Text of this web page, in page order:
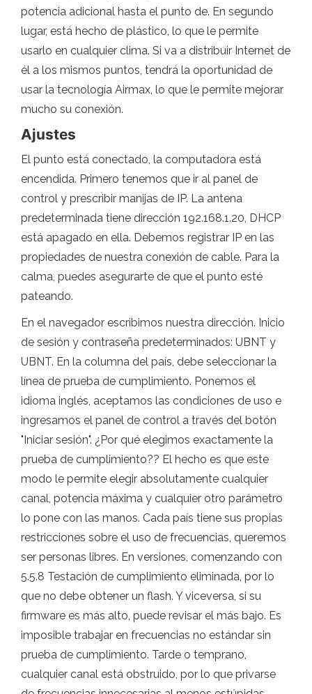
potencia adicional hasta el punto de. En segundo
lugar, está hecho de plástico, lo que le permite
usarlo en cualquier clima. Si va a distribuir Internet de
él a los mismos puntos, tendrá la oportunidad de
usar la tecnología Airmax, lo que le permite mejorar
mucho su conexión.
Ajustes
El punto está conectado, la computadora está
encendida. Primero tenemos que ir al panel de
control y prescribir manijas de IP. La antena
predeterminada tiene dirección 192.168.1.20, DHCP
está apagado en ella. Debemos registrar IP en las
propiedades de nuestra conexión de cable. Para la
calma, puedes asegurarte de que el punto esté
pateando.
En el navegador escribimos nuestra dirección. Inicio
de sesión y contraseña predeterminados: UBNT y
UBNT. En la columna del país, debe seleccionar la
línea de prueba de cumplimiento. Ponemos el
idioma inglés, aceptamos las condiciones de uso e
ingresamos el panel de control a través del botón
"Iniciar sesión". ¿Por qué elegimos exactamente la
prueba de cumplimiento?? El hecho es que este
modo le permite elegir absolutamente cualquier
canal, potencia máxima y cualquier otro parámetro
lo pone con las manos. Cada país tiene sus propias
restricciones sobre el uso de frecuencias, queremos
ser personas libres. En versiones, comenzando con
5.5.8 Testación de cumplimiento eliminada, por lo
que no debe obtener un flash. Y viceversa, si su
firmware es más alto, puede revisar el más bajo. Es
imposible trabajar en frecuencias no estándar sin
prueba de cumplimiento. Tarde o temprano,
cualquier canal está obstruido, por lo que privarse